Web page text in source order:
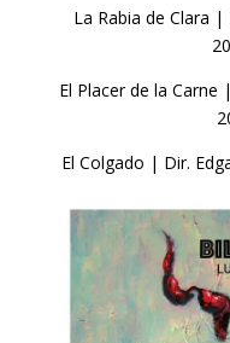
La Rabia de Clara
El Placer de la
El Colgado | Dir.